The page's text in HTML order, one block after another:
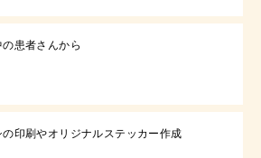
の患者さんから
の印刷やオリジナルステッカー作成